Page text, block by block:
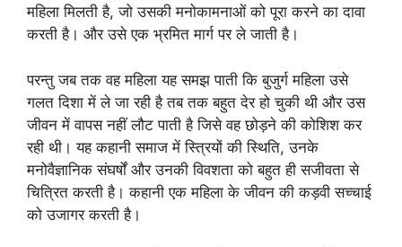
महिला मिलती है, जो उसकी मनोकामनाओं को पूरा करने का दावा
करती है। और उसे एक भ्रमित मार्ग पर ले जाती है।
परन्तु जब तक वह महिला यह समझ पाती कि बुजुर्ग महिला उसे
गलत दिशा में ले जा रही है तब तक बहुत देर हो चुकी थी और उस
जीवन में वापस नहीं लौट पाती है जिसे वह छोड़ने की कोशिश कर
रही थी। यह कहानी समाज में स्त्रियों की स्थिति, उनके
मनोवैज्ञानिक संघर्षों और उनकी विवशता को बहुत ही सजीवता से
चित्रित करती है। कहानी एक महिला के जीवन की कड़वी सच्चाई
को उजागर करती है।